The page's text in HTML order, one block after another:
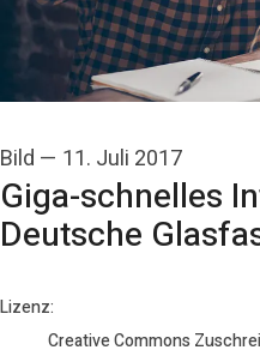
Bild — 11. Juli 2017
Giga-schnelles
Deutsche
Deutsche Glasfaser
Lizenz:
Creative Commons